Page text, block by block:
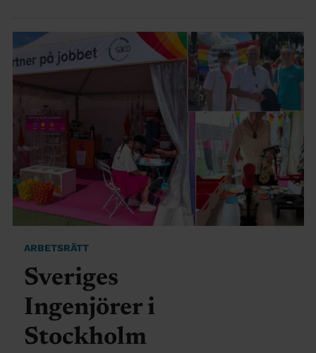
ARBETSRÄTT
Sveriges
Ingenjörer i
Stockholm